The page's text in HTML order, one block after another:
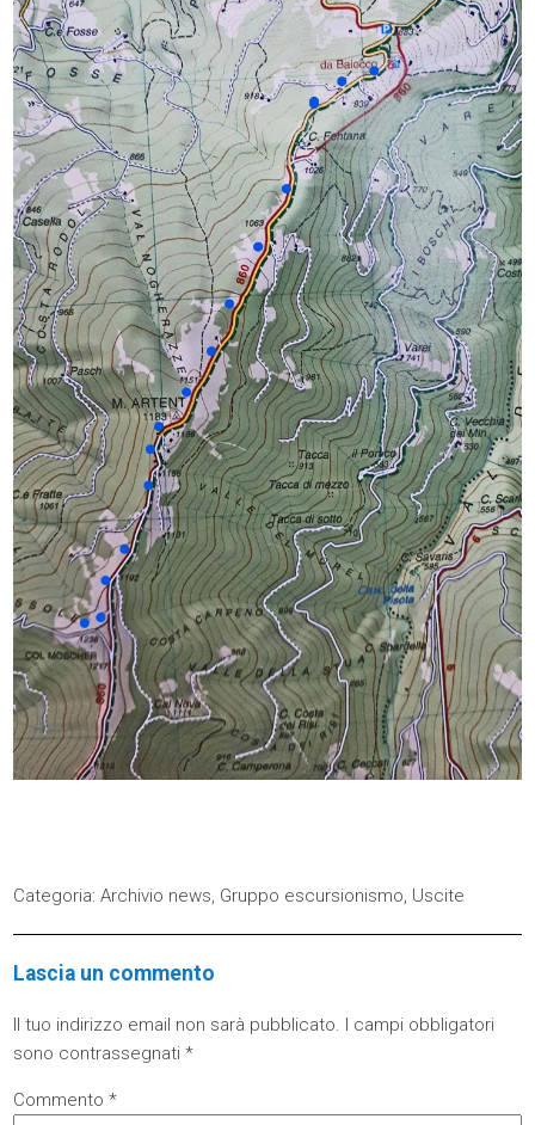
Categoria:Archivio news, Gruppo escursionismo, Uscite
Lascia un commento
Il tuo indirizzo email non sarà pubblicato. I campi obbligatori
sono contrassegnati*
Commento*